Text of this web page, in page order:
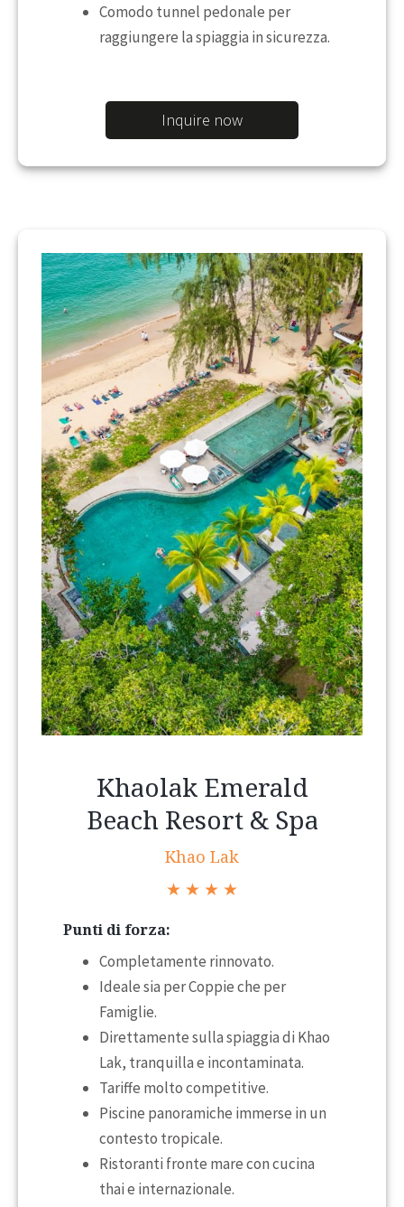
Comodo tunnel pedonale per
raggiungere la spiaggia in sicurezza.
Inquire now
Khaolak Emerald
Beach Resort & Spa
Khao Lak
★ ★ ★ ★
Punti di forza:
Completamente rinnovato.
Ideale sia per Coppie che per
Famiglie.
Direttamente sulla spiaggia di Khao
Lak, tranquilla e incontaminata.
Tariffe molto competitive.
Piscine panoramiche immerse in un
contesto tropicale.
Ristoranti fronte mare con cucina
thai e internazionale.